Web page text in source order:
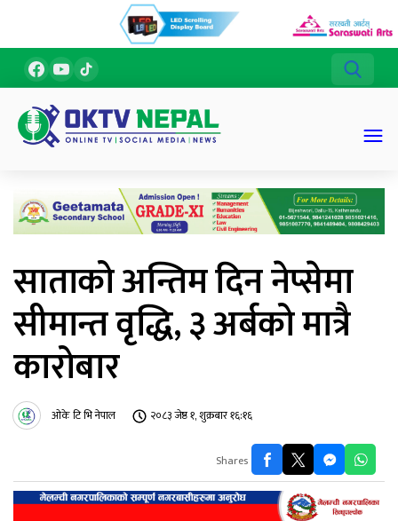
साताको अन्तिम दिन नेप्सेमा
सीमान्त वृद्धि, ३ अर्बको मात्रै
कारोबार
ओके टि भि नेपाल २०८३ जेष्ठ १, शुक्रबार १६:१६
Shares